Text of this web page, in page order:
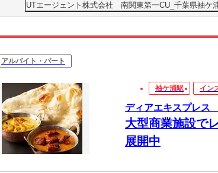
UTエージェント株式会社 南関東第一CU_千葉県袖ケ
アルバイト・パート
袖ケ浦駅 イン
ディアエキスプレ
大型商業施設で
展開中